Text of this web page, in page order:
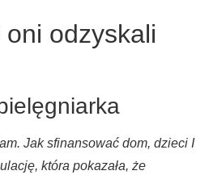
odzyskali
Jak sfinansować dom, dzieci I
która pokazała, że